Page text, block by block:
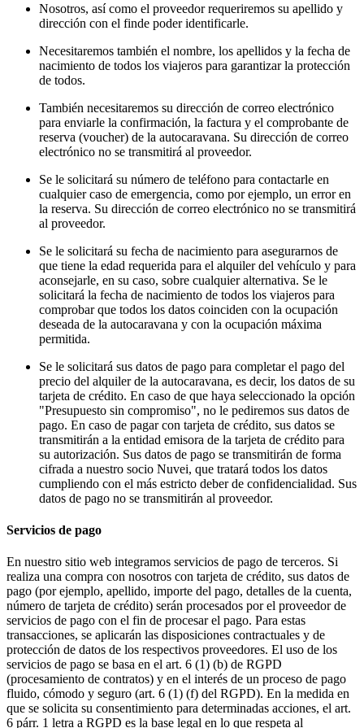
Nosotros, así como el proveedor requeriremos su apellido y
dirección con el finde poder identificarle.
Necesitaremos también el nombre, los apellidos y la fecha de
nacimiento de todos los viajeros para garantizar la protección
de todos.
También necesitaremos su dirección de correo electrónico
para enviarle la confirmación, la factura y el comprobante de
reserva (voucher) de la autocaravana. Su dirección de correo
electrónico no se transmitirá al proveedor.
Se le solicitará su número de teléfono para contactarle en
cualquier caso de emergencia, como por ejemplo, un error en
la reserva. Su dirección de correo electrónico no se transmitirá
al proveedor.
Se le solicitará su fecha de nacimiento para asegurarnos de
que tiene la edad requerida para el alquiler del vehículo y para
aconsejarle, en su caso, sobre cualquier alternativa. Se le
solicitará la fecha de nacimiento de todos los viajeros para
comprobar que todos los datos coinciden con la ocupación
deseada de la autocaravana y con la ocupación máxima
permitida.
Se le solicitará sus datos de pago para completar el pago del
precio del alquiler de la autocaravana, es decir, los datos de su
tarjeta de crédito. En caso de que haya seleccionado la opción
"Presupuesto sin compromiso", no le pediremos sus datos de
pago. En caso de pagar con tarjeta de crédito, sus datos se
transmitirán a la entidad emisora de la tarjeta de crédito para
su autorización. Sus datos de pago se transmitirán de forma
cifrada a nuestro socio Nuvei, que tratará todos los datos
cumpliendo con el más estricto deber de confidencialidad. Sus
datos de pago no se transmitirán al proveedor.
Servicios de pago
En nuestro sitio web integramos servicios de pago de terceros. Si
realiza una compra con nosotros con tarjeta de crédito, sus datos de
pago (por ejemplo, apellido, importe del pago, detalles de la cuenta,
número de tarjeta de crédito) serán procesados por el proveedor de
servicios de pago con el fin de procesar el pago. Para estas
transacciones, se aplicarán las disposiciones contractuales y de
protección de datos de los respectivos proveedores. El uso de los
servicios de pago se basa en el art. 6 (1) (b) de RGPD
(procesamiento de contratos) y en el interés de un proceso de pago
fluido, cómodo y seguro (art. 6 (1) (f) del RGPD). En la medida en
que se solicita su consentimiento para determinadas acciones, el art.
6 párr. 1 letra a RGPD es la base legal en lo que respeta al